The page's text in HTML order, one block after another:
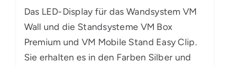
Das LED-Display für das Wandsystem VM
Wall und die Standsysteme VM Box
Premium und VM Mobile Stand Easy Clip.
Sie erhalten es in den Farben Silber und